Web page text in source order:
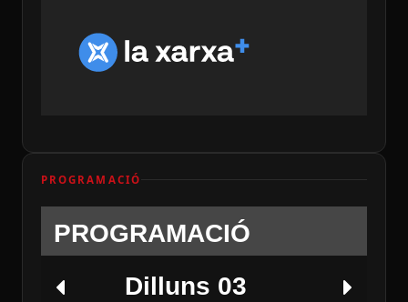
PROGRAMACIÓ
PROGRAMACIÓ
Dilluns 03